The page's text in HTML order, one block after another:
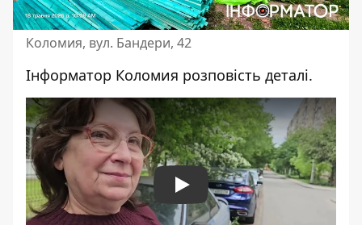
Коломия, вул. Бандери, 42
Інформатор Коломия розповість деталі.
Play